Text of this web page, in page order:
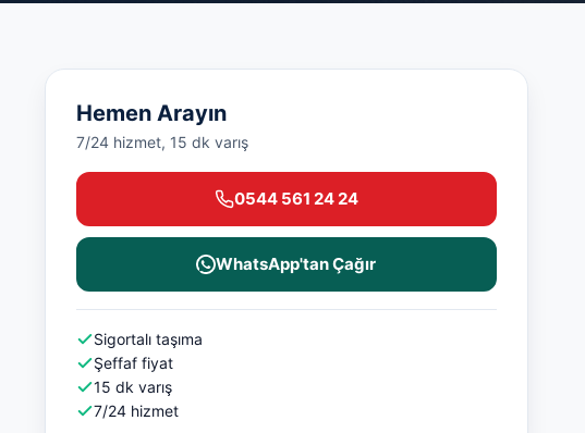
Hemen Arayın
7/24 hizmet, 15 dk varış
0544 561 24 24
WhatsApp'tan Çağır
Sigortalı taşıma
Şeffaf fiyat
15 dk varış
7/24 hizmet